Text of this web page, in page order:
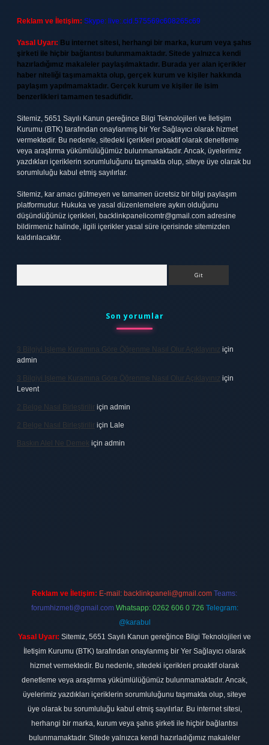
Reklam ve İletişim: Skype: live:.cid.575569c608265c69
Yasal Uyarı: Bu internet sitesi, herhangi bir marka, kurum veya şahıs
şirketi ile hiçbir bağlantısı bulunmamaktadır. Sitede yalnızca kendi
hazırladığımız makaleler paylaşılmaktadır. Burada yer alan içerikler
haber niteliği taşımamakta olup, gerçek kurum ve kişiler hakkında
paylaşım yapılmamaktadır. Gerçek kurum ve kişiler ile isim
benzerlikleri tamamen tesadüfidir.
Sitemiz, 5651 Sayılı Kanun gereğince Bilgi Teknolojileri ve İletişim
Kurumu (BTK) tarafından onaylanmış bir Yer Sağlayıcı olarak hizmet
vermektedir. Bu nedenle, sitedeki içerikleri proaktif olarak denetleme
veya araştırma yükümlülüğümüz bulunmamaktadır. Ancak, üyelerimiz
yazdıkları içeriklerin sorumluluğunu taşımakta olup, siteye üye olarak bu
sorumluluğu kabul etmiş sayılırlar.
Sitemiz, kar amacı gütmeyen ve tamamen ücretsiz bir bilgi paylaşım
platformudur. Hukuka ve yasal düzenlemelere aykırı olduğunu
düşündüğünüz içerikleri, backlinkpanelicomtr@gmail.com adresine
bildirmeniz halinde, ilgili içerikler yasal süre içerisinde sitemizden
kaldırılacaktır.
Son yorumlar
3 Bilgiyi Işleme Kuramına Göre Öğrenme Nasıl Olur Açıklayınız için
admin
3 Bilgiyi Işleme Kuramına Göre Öğrenme Nasıl Olur Açıklayınız için
Levent
2 Belge Nasıl Birleştirilir için admin
2 Belge Nasıl Birleştirilir için Lale
Baskın Alel Ne Demek için admin
Reklam ve İletişim: E-mail: backlinkpaneli@gmail.com Teams:
forumhizmeti@gmail.com Whatsapp: 0262 606 0 726 Telegram:
@karabul
Yasal Uyarı: Sitemiz, 5651 Sayılı Kanun gereğince Bilgi Teknolojileri ve
İletişim Kurumu (BTK) tarafından onaylanmış bir Yer Sağlayıcı olarak
hizmet vermektedir. Bu nedenle, sitedeki içerikleri proaktif olarak
denetleme veya araştırma yükümlülüğümüz bulunmamaktadır. Ancak,
üyelerimiz yazdıkları içeriklerin sorumluluğunu taşımakta olup, siteye
üye olarak bu sorumluluğu kabul etmiş sayılırlar. Bu internet sitesi,
herhangi bir marka, kurum veya şahıs şirketi ile hiçbir bağlantısı
bulunmamaktadır. Sitede yalnızca kendi hazırladığımız makaleler